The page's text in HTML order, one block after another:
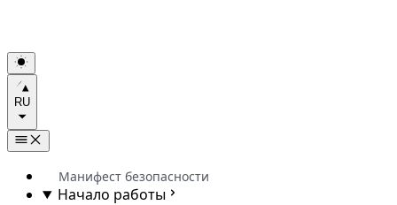
RU
Манифест безопасности
Начало работы